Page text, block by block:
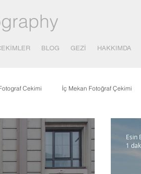
BLOG GEZİ HAKKIMDA
Cekimi İç Mekan Fotoğraf Çekimi
Covid-19 - Korona Yayınlar
Esin
1